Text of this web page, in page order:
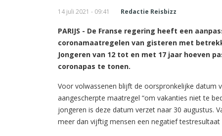
14 juli 2021 - 09:41 Redactie Reisbizz
PARIJS - De Franse regering heeft een
coronamaatregelen van gisteren met
Jongeren van 12 tot en met 17 jaar hoeven
coronapas te tonen.
Voor volwassenen blijft de oorspronkelijke datum
aangescherpte maatregel “om vakanties niet te
jongeren is deze datum verzet naar 30 augustus.
meer dan vijftig mensen een negatief